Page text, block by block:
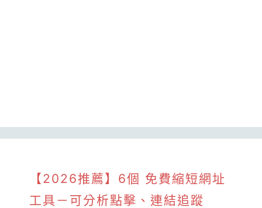
【2026推薦】6個 免費縮短網址
工具－可分析點擊、連結追蹤